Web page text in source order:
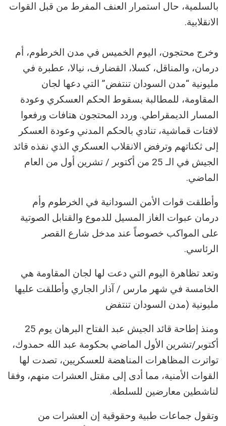
بالسلمية، حال استمرار العنف المفرط من قبل القوات
الانقلابية.
وخرج محتجون، اليوم الخميس في مدن الخرطوم، أم
درمان، والمناقل، كسلا، القضارف، نيالا، عطبرة في
مليونية “مدن السودان تنتفض” التي دعها لجان
المقاومة، للمطالبة بسقوط الحكم العسكري وعودة
المسار الديمقراطي. وردد المحتجون هتافات ورفعوا
لافتات قماشية، تنادي بالحكم المدني وعودة العسكر
إلى ثكناتهم وترفض الانقلاب العسكري الذي نفذه قائد
الجيش في الـ 25 من أكتوبر / تشرين أول من العام
الماضي.
وأطلقت قوات الأمن السودانية في الخرطوم وأم
درمان عبوات الغاز المسيل للدموع والقنابل الصوتية
على المواكب خصوصاً عند مدخل شارع القصر
الرئاسي.
وتعد تظاهرة اليوم التي دعت لها لجان المقاومة هي
الخامسة في شهر مارس / آذار الجاري وأطلقت عليها
مليونية (مدن السودان تنتفض
ومنذ إطاحة قائد الجيش عبد الفتاح البرهان يوم 25
أكتوبر/تشرين الأول الماضي بحكومة عبد الله حمدوك،
تواترت المظاهرات المناهضة للعسكريين، تصدت لها
القوات الأمنية، مما أدى إلى مقتل العشرات منهم، وفقا
لناشطين معارضين للسلطة.
وتقول جماعات طبية وحقوقية إن العشرات من